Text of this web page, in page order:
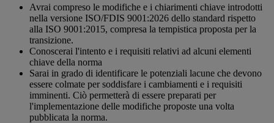
Avrai compreso le modifiche e i chiarimenti chiave introdotti
nella versione ISO/FDIS 9001:2026 dello standard rispetto
alla ISO 9001:2015, compresa la tempistica proposta per la
transizione.
Conoscerai l'intento e i requisiti relativi ad alcuni elementi
chiave della norma
Sarai in grado di identificare le potenziali lacune che devono
essere colmate per soddisfare i cambiamenti e i requisiti
imminenti. Ciò permetterà di essere preparati per
l'implementazione delle modifiche proposte una volta
pubblicata la norma.